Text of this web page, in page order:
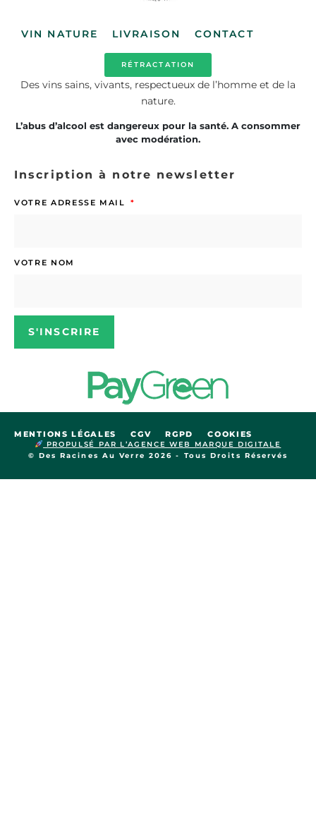
VIN NATURE LIVRAISON CONTACT
RÉTRACTATION
Des vins sains, vivants, respectueux de l’homme et de la
nature.
L’abus d’alcool est dangereux pour la santé. A consommer
avec modération.
Inscription à notre newsletter
VOTRE ADRESSE MAIL
VOTRE NOM
S'INSCRIRE
© Des Racines Au Verre 2026 - Tous Droits Réservés
PROPULSÉ PAR L’AGENCE WEB MARQUE DIGITALE
MENTIONS LÉGALES CGV RGPD COOKIES